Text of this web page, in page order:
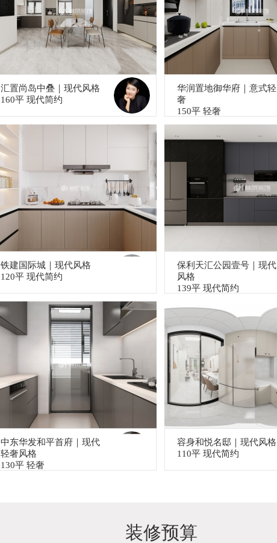
汇置尚岛中叠｜现代风格
160平 现代简约
华润置地御华府｜意式轻
奢
150平 轻奢
铁建国际城｜现代风格
120平 现代简约
保利天汇公园壹号｜现代
风格
139平 现代简约
中东华发和平首府｜现代
轻奢风格
130平 轻奢
容身和悦名邸｜现代风格
110平 现代简约
装修预算